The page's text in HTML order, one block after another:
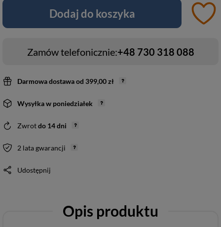
Dodaj do koszyka
Zamów telefonicznie:+48 730 318 088
Darmowa dostawaod 399,00 zł
Wysyłkaw poniedziałek
Zwrotdo 14dni
2 lata gwarancji
Udostępnij
Opis produktu